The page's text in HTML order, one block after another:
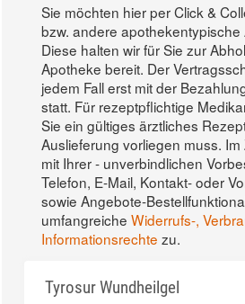
Sie möchten hier per Click &
bzw. andere apothekentypische
Diese halten wir für Sie zur
Apotheke bereit. Der
jedem Fall erst mit der
statt. Für rezeptpflichtige
Sie ein gültiges ärztliches
Auslieferung vorliegen muss.
mit Ihrer - unverbindlichen
Telefon, E-Mail, Kontakt- oder
sowie Angebote-
umfangreiche Widerrufs-,
Informationsrechte zu.
Tyrosur Wundheilgel